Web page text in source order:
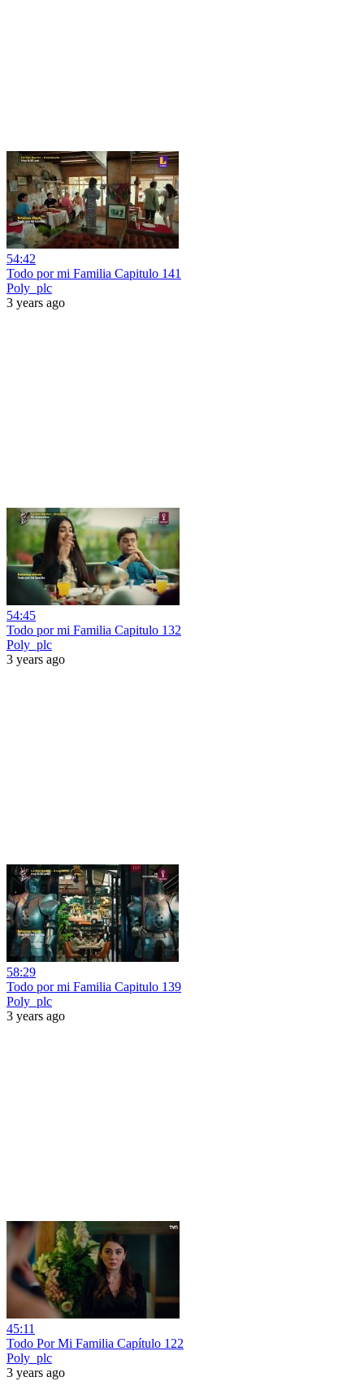
54:42
Todo por mi Familia Capitulo 141
Poly_plc
3 years ago
54:45
Todo por mi Familia Capitulo 132
Poly_plc
3 years ago
58:29
Todo por mi Familia Capitulo 139
Poly_plc
3 years ago
45:11
Todo Por Mi Familia Capítulo 122
Poly_plc
3 years ago